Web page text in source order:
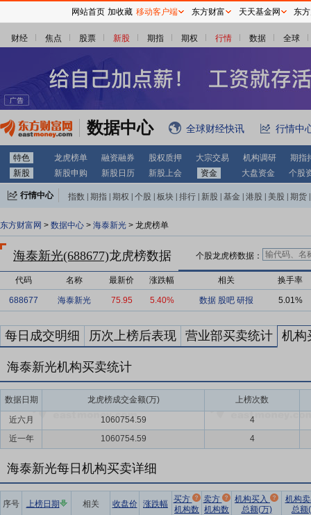
财经 焦点 股票 新股 期指 期权 行情 数据 全球
数据中心 全球财经快讯 行情中
特色 龙虎榜单 融资融券 股权质押 大宗交易 机构调研
期指
新股
新股申购 新股日历 新股上会 资金 大盘资金 个股
行情中心 指数 期指 期权 个股 板块 排行 新股 基金 港股 美股 期货
东方财富网 > 数据中心 > 海泰新光 > 龙虎榜单
海泰新光(688677)龙虎榜数据 个股龙虎榜数据：
代码 名称 最新价 涨跌幅 相关 换手率
688677 海泰新光 75.95 5.40% 数据 股吧 研报 5.01%
每日成交明细 历次上榜后表现 营业部买卖统计 机构
海泰新光机构买卖统计
数据日期 龙虎榜成交金额(万) 上榜次数
近六月 1060754.59
4
近一年
1060754.59 4
海泰新光每日机构买卖详细
序号 上榜日期 相关 收盘价 涨跌幅
买方
机构数
卖方
机构数
机构买入
总额(万)
机构
总额
网站首页 加收藏 移动客户端 东方财富 天天基金网 东